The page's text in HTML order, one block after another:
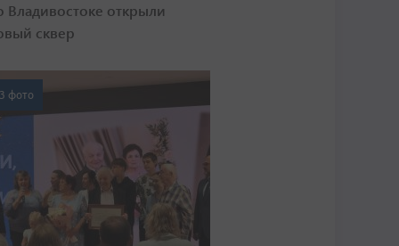
Владивостоке открыли
сквер
фото